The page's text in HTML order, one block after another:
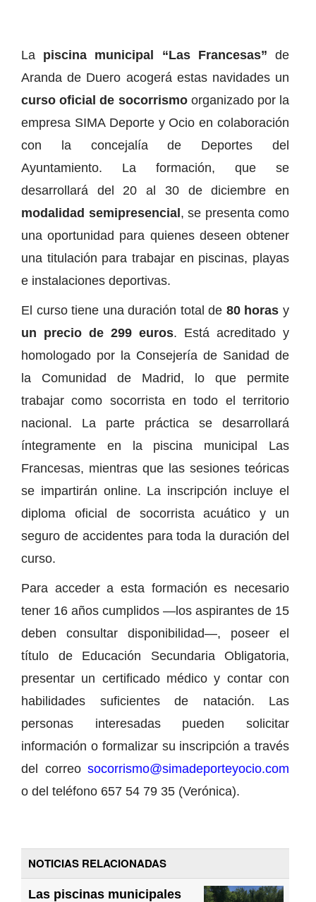
La piscina municipal “Las Francesas” de
Aranda de Duero acogerá estas navidades un
curso oficial de socorrismoorganizado por la
empresa SIMA Deporte y Ocio en colaboración
con la concejalía de Deportes del
Ayuntamiento. La formación, que se
desarrollará del 20 al 30 de diciembre en
modalidad semipresencial, se presenta como
una oportunidad para quienes deseen obtener
una titulación para trabajar en piscinas, playas
e instalaciones deportivas.
El curso tiene una duración total de 80 horasy
un precio de 299 euros. Está acreditado y
homologado por la Consejería de Sanidad de
la Comunidad de Madrid, lo que permite
trabajar como socorrista en todo el territorio
nacional. La parte práctica se desarrollará
íntegramente en la piscina municipal Las
Francesas, mientras que las sesiones teóricas
se impartirán online. La inscripción incluye el
diploma oficial de socorrista acuático y un
seguro de accidentes para toda la duración del
curso.
Para acceder a esta formación es necesario
tener 16 años cumplidos —los aspirantes de 15
deben consultar disponibilidad—, poseer el
título de Educación Secundaria Obligatoria,
presentar un certificado médico y contar con
habilidades suficientes de natación. Las
personas interesadas pueden solicitar
información o formalizar su inscripción a través
del correo socorrismo@simadeporteyocio.com
o del teléfono 657 54 79 35 (Verónica).
NOTICIAS RELACIONADAS
Las piscinas municipales